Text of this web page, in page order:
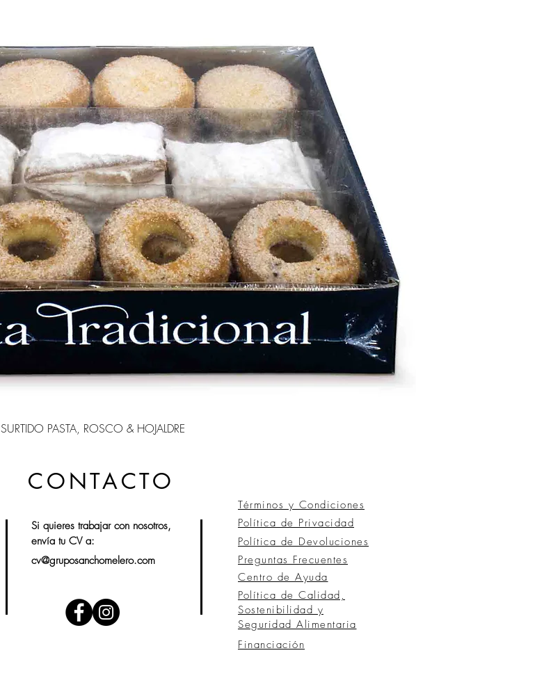
SURTIDO PASTA, ROSCO & HOJALDRE
CONTACTO
Términos y Condiciones
Política de Privacidad
Política de Devoluciones
Preguntas Frecuentes
Centro de Ayuda
Política de Calidad,
Sostenibilidad y
Seguridad Alimentaria
Si quieres trabajar con nosotros,
envía tu CV a:
cv@gruposanchomelero.com
Financiación